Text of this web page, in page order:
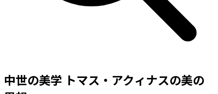
中世の美学 トマス・アクィナスの美の